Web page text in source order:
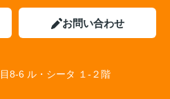
お問い合わせ
8-6 ル・シータ １-２階